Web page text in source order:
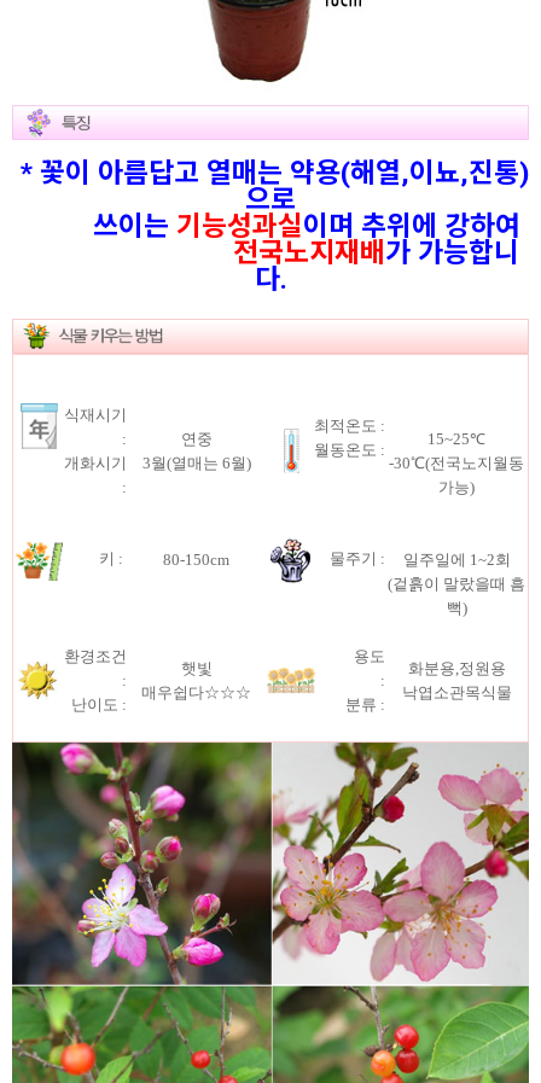
* 꽃이 아름답고 열매는 약용(해열,이뇨,진통)
으로
쓰이는 기능성과실이며 추위에 강하여
전국노지재배가 가능합니
다.
식재시기
:
개화시기
:
연중
3월(열매는 6월)
최적온도 :
월동온도 :
15~25℃
-30℃(전국노지월동
가능)
키 : 80-150cm 물주기 :
일주일에 1~2회
(겉흙이 말랐을때 흠
뻑)
환경조건
:
난이도 :
햇빛
매우쉽다☆☆☆
용도
:
분류 :
화분용,정원용
낙엽소관목식물